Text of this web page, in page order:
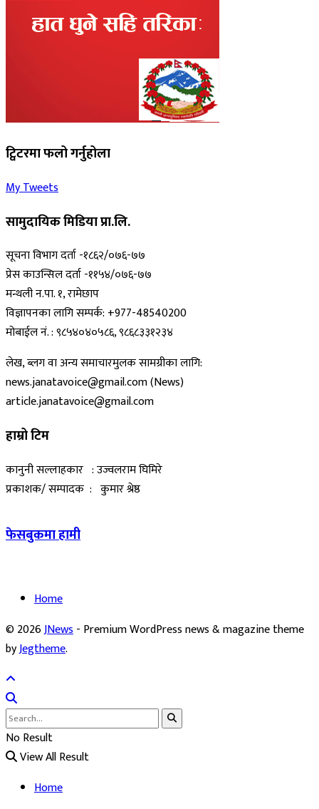
ट्विटरमा फलो गर्नुहोला
My Tweets
सामुदायिक मिडिया प्रा.लि.
सूचना विभाग दर्ता -१८६२/०७६-७७
प्रेस काउन्सिल दर्ता -११५४/०७६-७७
मन्थली न.पा. १, रामेछाप
विज्ञापनका लागि सम्पर्क: +977-48540200
मोबाईल नं. : ९८५४०४०५८६, ९८६८३३१२३४
लेख, ब्लग वा अन्य समाचारमुलक सामग्रीका लागि:
news.janatavoice@gmail.com (News)
article.janatavoice@gmail.com
हाम्रो टिम
कानुनी सल्लाहकार : उज्वलराम घिमिरे
प्रकाशक/ सम्पादक : कुमार श्रेष्ठ
फेसबुकमा हामी
Home
© 2026JNews- Premium WordPress news & magazine theme
byJegtheme.
No Result
View All Result
Home